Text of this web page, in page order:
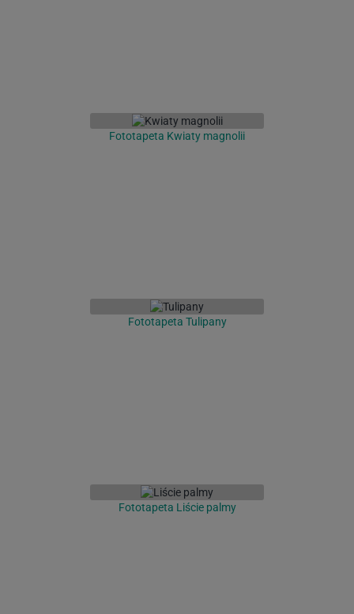
Fototapeta Kwiaty magnolii
Fototapeta Tulipany
Fototapeta Liście palmy